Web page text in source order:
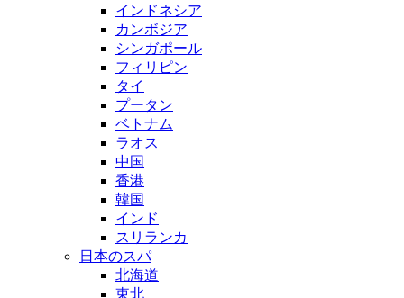
インドネシア
カンボジア
シンガポール
フィリピン
タイ
プータン
ベトナム
ラオス
中国
香港
韓国
インド
スリランカ
日本のスパ
北海道
東北